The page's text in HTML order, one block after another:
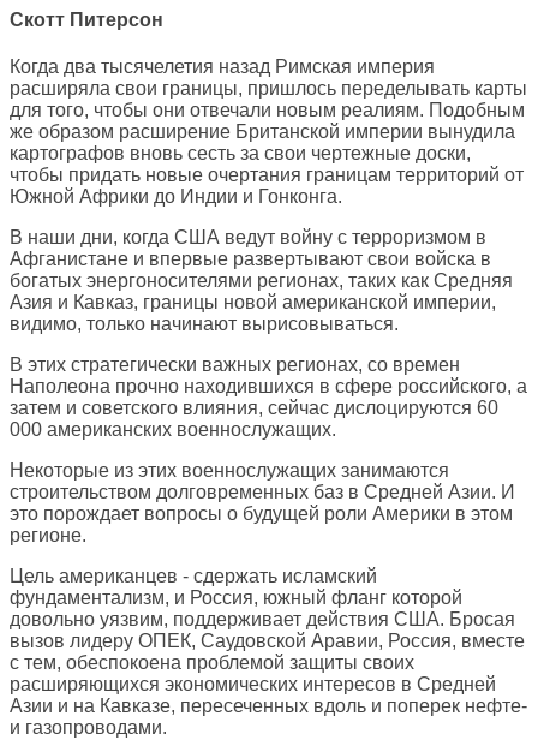
Скотт Питерсон
Когда два тысячелетия назад Римская империя
расширяла свои границы, пришлось переделывать карты
для того, чтобы они отвечали новым реалиям. Подобным
же образом расширение Британской империи вынудила
картографов вновь сесть за свои чертежные доски,
чтобы придать новые очертания границам территорий от
Южной Африки до Индии и Гонконга.
В наши дни, когда США ведут войну с терроризмом в
Афганистане и впервые развертывают свои войска в
богатых энергоносителями регионах, таких как Средняя
Азия и Кавказ, границы новой американской империи,
видимо, только начинают вырисовываться.
В этих стратегически важных регионах, со времен
Наполеона прочно находившихся в сфере российского, а
затем и советского влияния, сейчас дислоцируются 60
000 американских военнослужащих.
Некоторые из этих военнослужащих занимаются
строительством долговременных баз в Средней Азии. И
это порождает вопросы о будущей роли Америки в этом
регионе.
Цель американцев - сдержать исламский
фундаментализм, и Россия, южный фланг которой
довольно уязвим, поддерживает действия США. Бросая
вызов лидеру ОПЕК, Саудовской Аравии, Россия, вместе
с тем, обеспокоена проблемой защиты своих
расширяющихся экономических интересов в Средней
Азии и на Кавказе, пересеченных вдоль и поперек нефте-
и газопроводами.